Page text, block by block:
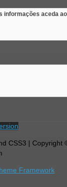
informações aceda
CSS3 | Copyright
Framework